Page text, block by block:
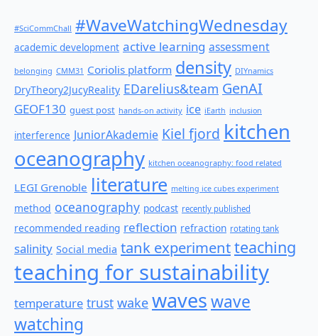
#SciCommChall #WaveWatchingWednesday
academic development active learning assessment
belonging CMM31 Coriolis platform density DIYnamics
DryTheory2JucyReality EDarelius&team GenAI
GEOF130 guest post hands-on activity ice iEarth inclusion
interference JuniorAkademie Kiel fjord kitchen
oceanography kitchen oceanography: food related
LEGI Grenoble literature melting ice cubes experiment
method oceanography podcast recently published
recommended reading reflection refraction rotating tank
salinity Social media tank experimentteaching
teaching for sustainability
temperature trust wake waveswave
watching